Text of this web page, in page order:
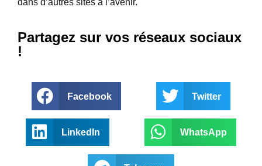
dans d’autres sites à l’avenir.
Partagez sur vos réseaux sociaux
!
Facebook Twitter
LinkedIn WhatsApp